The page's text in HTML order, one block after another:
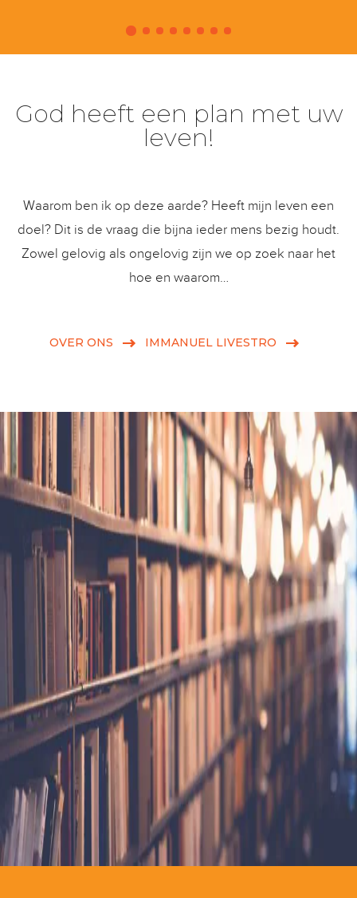
God heeft een plan met uw
leven!
Waarom ben ik op deze aarde? Heeft mijn leven een
doel? Dit is de vraag die bijna ieder mens bezig houdt.
Zowel gelovig als ongelovig zijn we op zoek naar het
hoe en waarom…
OVER ONS IMMANUEL LIVESTRO